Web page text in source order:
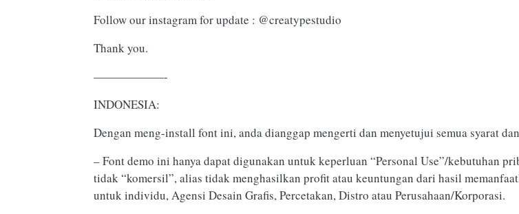
Follow our instagram for update : @creatypestudio
Thank you.
——————-
INDONESIA:
Dengan meng-install font ini, anda dianggap mengerti dan menyetujui semua syarat
– Font demo ini hanya dapat digunakan untuk keperluan “Personal Use”/kebutuhan
tidak “komersil”, alias tidak menghasilkan profit atau keuntungan dari hasil
untuk individu, Agensi Desain Grafis, Percetakan, Distro atau Perusahaan/Korporasi.